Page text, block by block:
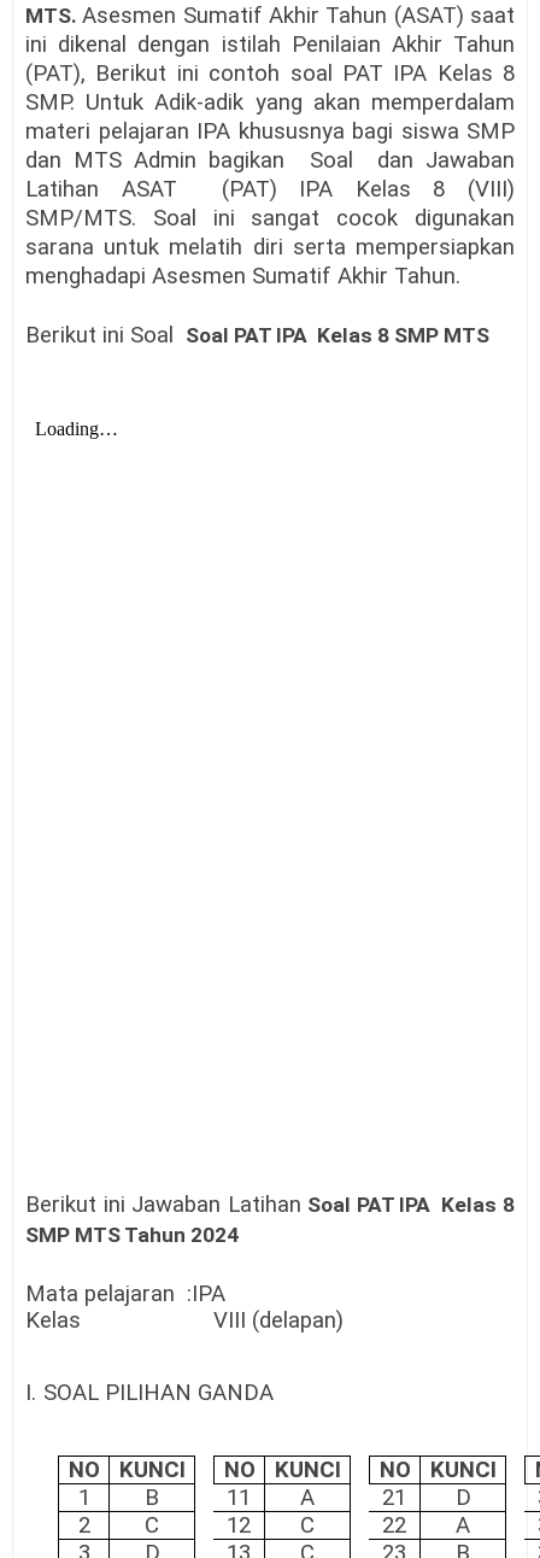
MTS.Asesmen Sumatif Akhir Tahun (ASAT) saat
ini dikenal dengan istilah Penilaian Akhir Tahun
(PAT), Berikut ini contoh soal PAT IPA Kelas 8
SMP. Untuk Adik-adik yang akan memperdalam
materi pelajaran IPA khususnya bagi siswa SMP
dan MTS Admin bagikan Soal dan Jawaban
Latihan ASAT (PAT) IPA Kelas 8 (VIII)
SMP/MTS. Soal ini sangat cocok digunakan
sarana untuk melatih diri serta mempersiapkan
menghadapi Asesmen Sumatif Akhir Tahun.
Berikut ini Soal Soal PAT IPA Kelas 8 SMP MTS
Berikut ini Jawaban Latihan Soal PAT IPA Kelas 8
SMP MTS Tahun 2024
Mata pelajaran :IPA
Kelas VIII (delapan)
I. SOAL PILIHAN GANDA
NO KUNCI NO KUNCI NO KUNCI
1
B 11 A 21 D
2
C 12 C 22 A
3
D 13 C 23 B